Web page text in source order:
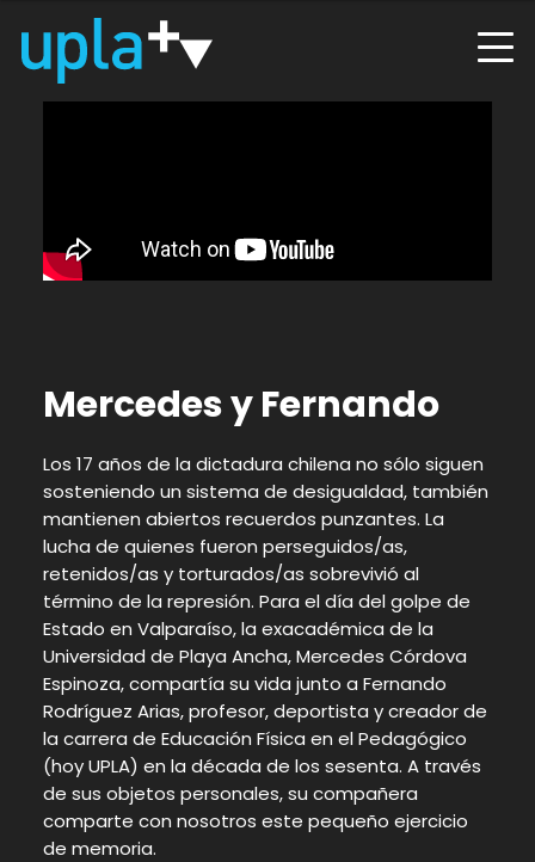
Mercedes y Fernando
Los 17 años de la dictadura chilena no sólo siguen
sosteniendo un sistema de desigualdad, también
mantienen abiertos recuerdos punzantes. La
lucha de quienes fueron perseguidos/as,
retenidos/as y torturados/as sobrevivió al
término de la represión. Para el día del golpe de
Estado en Valparaíso, la exacadémica de la
Universidad de Playa Ancha, Mercedes Córdova
Espinoza, compartía su vida junto a Fernando
Rodríguez Arias, profesor, deportista y creador de
la carrera de Educación Física en el Pedagógico
(hoy UPLA) en la década de los sesenta. A través
de sus objetos personales, su compañera
comparte con nosotros este pequeño ejercicio
de memoria.